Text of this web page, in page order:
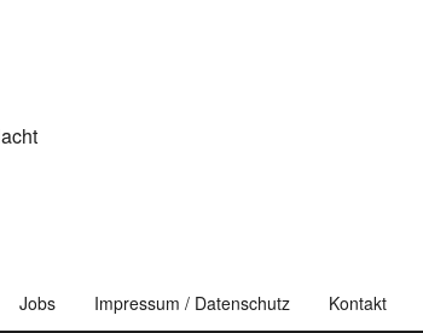
Jobs Impressum / Datenschutz Kontakt